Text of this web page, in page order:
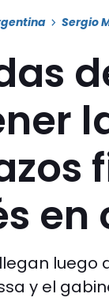
Sergio
y el